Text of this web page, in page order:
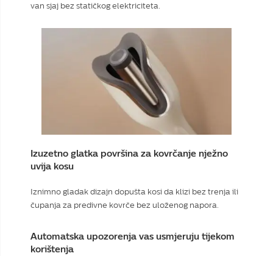
van sjaj bez statičkog elektriciteta.
Izuzetno glatka površina za kovrčanje nježno
uvija kosu
Iznimno gladak dizajn dopušta kosi da klizi bez trenja ili
čupanja za predivne kovrče bez uloženog napora.
Automatska upozorenja vas usmjeruju tijekom
korištenja